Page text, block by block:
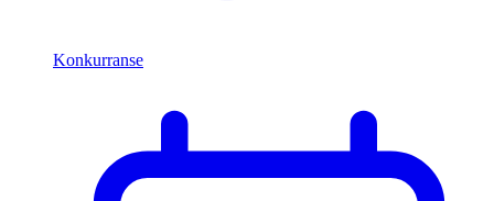
Konkurranse